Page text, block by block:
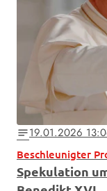
notes19.01.2026
Beschleunigter
Spekulation